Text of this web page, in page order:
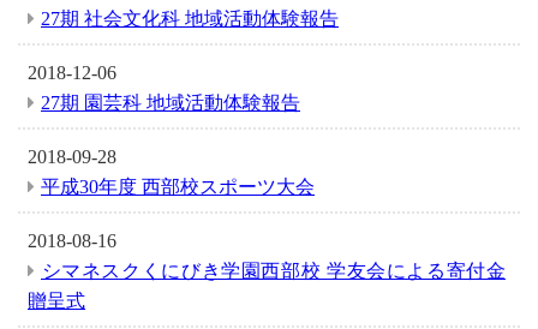
27期 社会文化科 地域活動体験報告
2018-12-06
27期 園芸科 地域活動体験報告
2018-09-28
平成30年度 西部校スポーツ大会
2018-08-16
シマネスクくにびき学園西部校 学友会による寄付金
贈呈式